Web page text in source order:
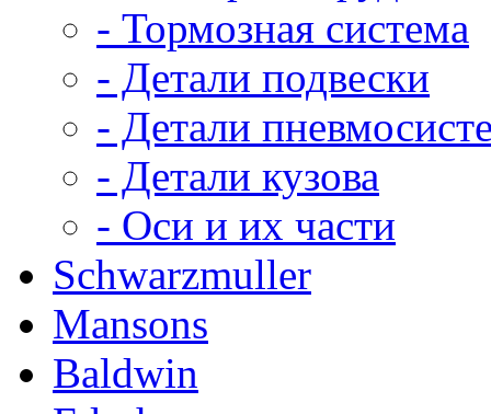
- Тормозная система
- Детали подвески
- Детали
- Детали кузова
- Оси и их части
Schwarzmuller
Mansons
Baldwin